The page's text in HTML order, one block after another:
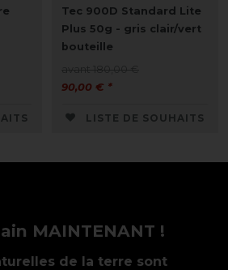
Tec 900D Standard Lite
Plus 50g - gris clair/vert
bouteille
90,00 € *
LISTE DE SOUHAITS
MAINTENANT !
de la terre sont